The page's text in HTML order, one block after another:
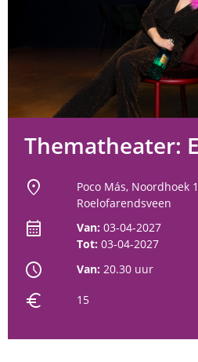
Thematheater:
location_on
Poco Más, Noordhoek
Roelofarendsveen
calendar_month Van: 03-04-2027
Tot: 03-04-2027
schedule Van: 20.30 uur
euro 15